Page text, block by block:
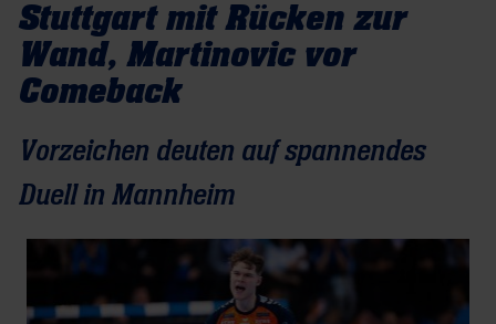
Stuttgart mit Rücken zur
Wand, Martinovic vor
Comeback
Vorzeichen deuten auf spannendes
Duell in Mannheim